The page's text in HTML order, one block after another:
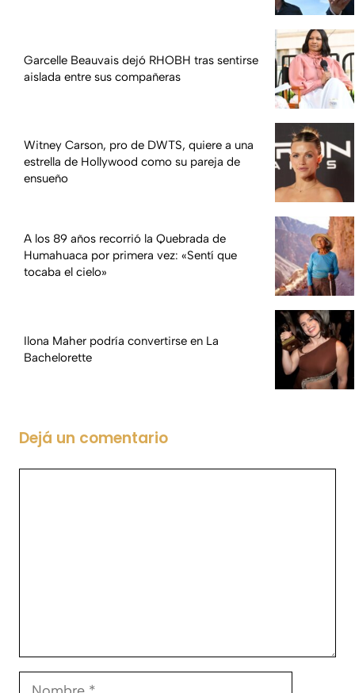
Garcelle Beauvais dejó RHOBH tras sentirse
aislada entre sus compañeras
Witney Carson, pro de DWTS, quiere a una
estrella de Hollywood como su pareja de
ensueño
A los 89 años recorrió la Quebrada de
Humahuaca por primera vez: «Sentí que
tocaba el cielo»
Ilona Maher podría convertirse en La
Bachelorette
Dejá un comentario
Nombre